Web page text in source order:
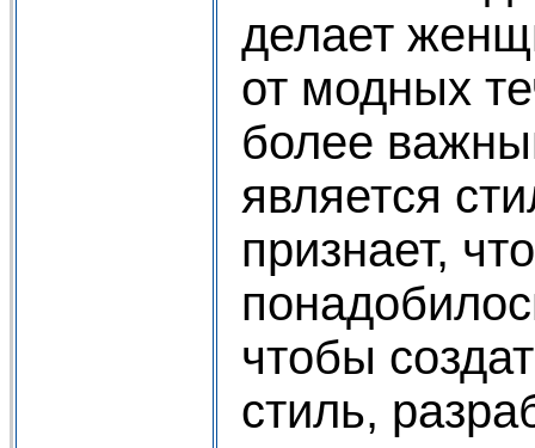
делает
от модных
более
является
признает,
чтобы
стиль,